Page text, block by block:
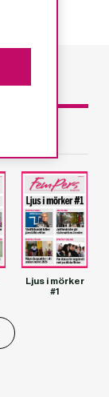
Ljus i mörker
#1